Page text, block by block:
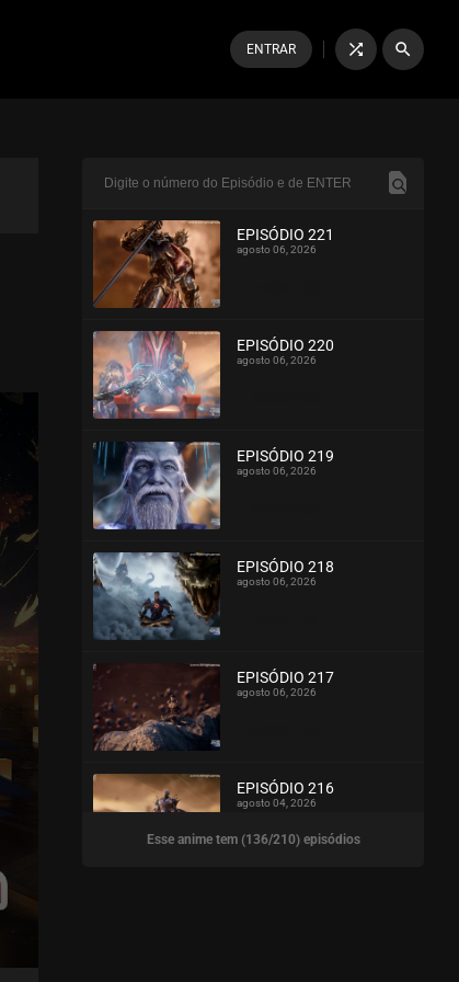
ENTRAR shuffle search
EPISÓDIO 221
agosto 06, 2026
EPISÓDIO 220
agosto 06, 2026
EPISÓDIO 219
agosto 06, 2026
EPISÓDIO 218
agosto 06, 2026
EPISÓDIO 217
agosto 06, 2026
ASSISTIDO
EPISÓDIO 216
agosto 04, 2026
Esse anime tem (136/210) episódios